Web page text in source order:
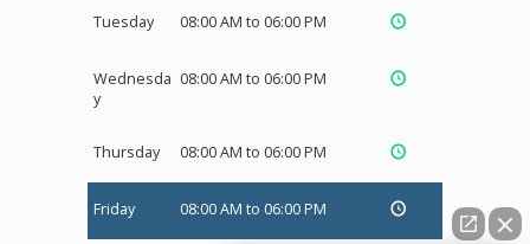
Tuesday 08:00 AM to 06:00 PM
Wednesda
y
08:00 AM to 06:00 PM
Thursday 08:00 AM to 06:00 PM
Friday 08:00 AM to 06:00 PM